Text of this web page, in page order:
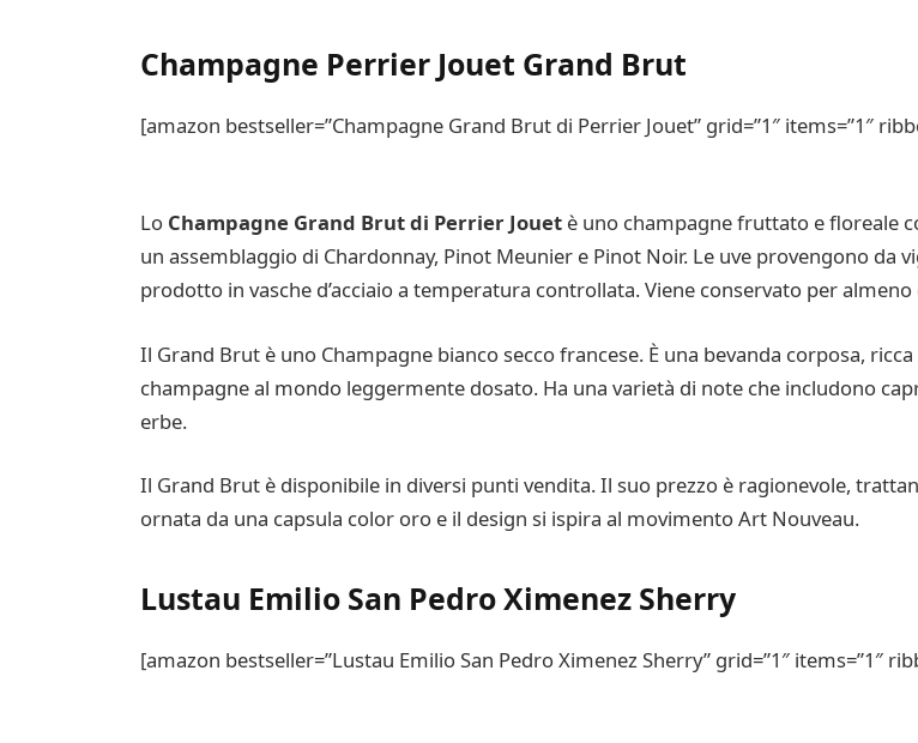
Champagne Perrier Jouet Grand Brut
[amazon bestseller=”Champagne Grand Brut di Perrier Jouet” grid=”1″ items=”1″
Lo Champagne Grand Brut di Perrier Jouetè uno champagne fruttato e floreale
un assemblaggio di Chardonnay, Pinot Meunier e Pinot Noir. Le uve provengono da
prodotto in vasche d’acciaio a temperatura controllata. Viene conservato per
Il Grand Brut è uno Champagne bianco secco francese. È una bevanda corposa,
champagne al mondo leggermente dosato. Ha una varietà di note che includono
erbe.
Il Grand Brut è disponibile in diversi punti vendita. Il suo prezzo è ragionevole,
ornata da una capsula color oro e il design si ispira al movimento Art Nouveau.
Lustau Emilio San Pedro Ximenez Sherry
[amazon bestseller=”Lustau Emilio San Pedro Ximenez Sherry” grid=”1″ items=”1″